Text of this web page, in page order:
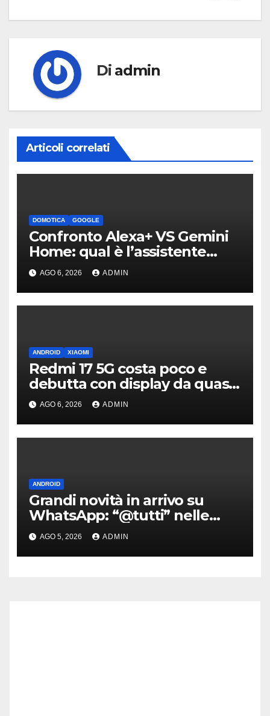
Di admin
Articoli correlati
DOMOTICA GOOGLE
Confronto Alexa+ VS Gemini
Home: qual è l’assistente
migliore | Video
AGO 6, 2026 ADMIN
ANDROID XIAOMI
Redmi 17 5G costa poco e
debutta con display da quasi
7 pollici e batteria enorme
AGO 6, 2026 ADMIN
ANDROID
Grandi novità in arrivo su
WhatsApp: “@tutti” nelle
chat di gruppo e non solo
AGO 5, 2026 ADMIN